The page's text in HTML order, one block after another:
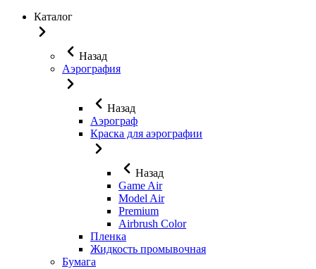
Каталог
Назад
Аэрография
Назад
Аэрограф
Краска для аэрографии
Назад
Game Air
Model Air
Premium
Airbrush Color
Пленка
Жидкость промывочная
Бумага